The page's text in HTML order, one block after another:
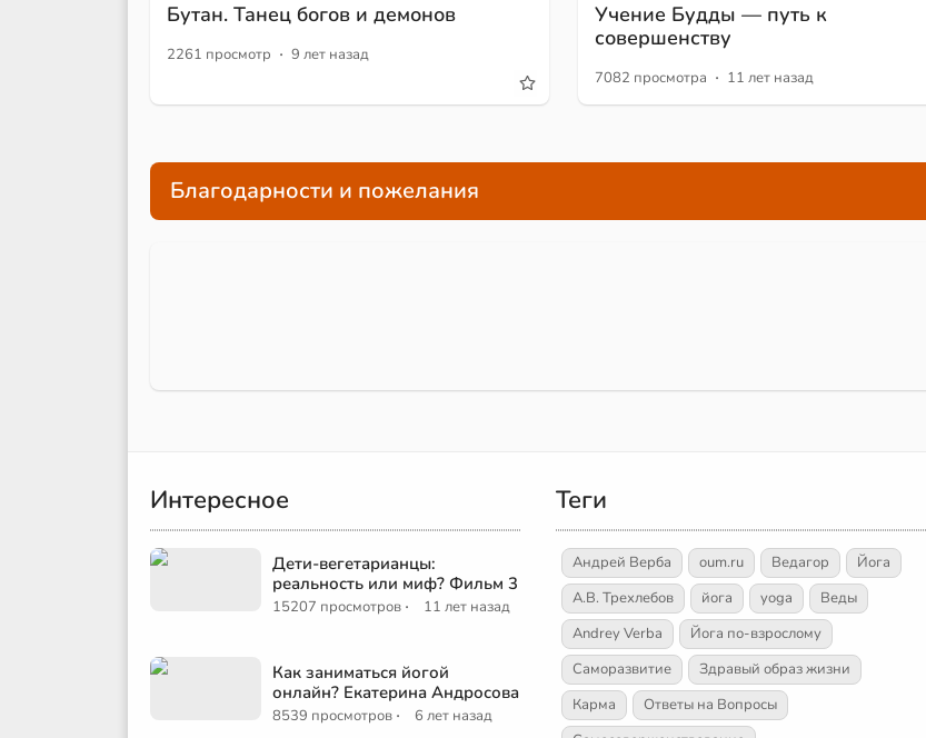
Бутан. Танец богов и демонов
2261 просмотр · 9 лет назад
Учение Будды — путь к
совершенству
7082 просмотра · 11 лет назад
Благодарности и пожелания
Интересное
Дети-вегетарианцы:
реальность или миф? Фильм 3
15207 просмотров · 11 лет назад
Как заниматься йогой
онлайн? Екатерина Андросова
8539 просмотров · 6 лет назад
Теги
Андрей Верба oum.ru Ведагор
Йога
А.В. Трехлебов
йога yoga
Веды
Andrey Verba
Йога по-взрослому
Саморазвитие
Здравый образ жизни
Карма
Ответы на Вопросы